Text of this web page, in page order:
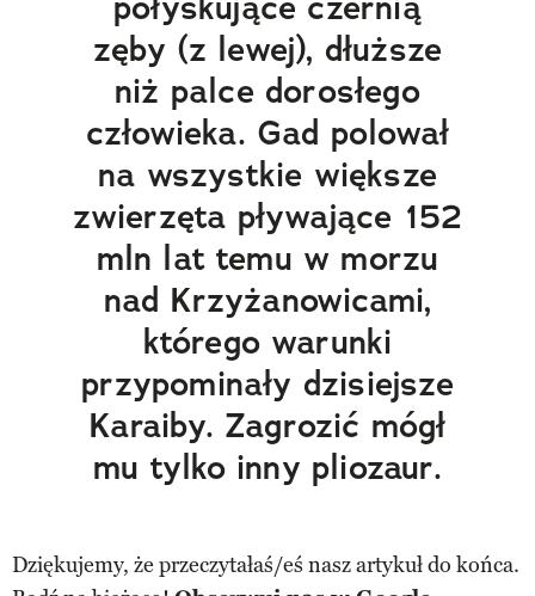
zęby (z lewej), dłuższe
niż palce dorosłego
człowieka. Gad polował
na wszystkie większe
zwierzęta pływające 152
mln lat temu w morzu
nad Krzyżanowicami,
którego warunki
przypominały dzisiejsze
Karaiby. Zagrozić mógł
mu tylko inny pliozaur.
Dziękujemy, że przeczytałaś/eś nasz artykuł do końca.